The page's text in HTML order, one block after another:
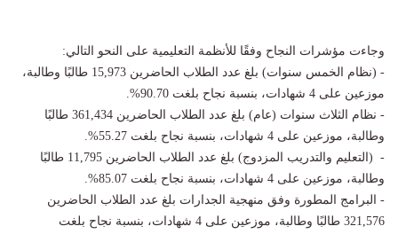
وجاءت مؤشرات النجاح وفقًا للأنظمة التعليمية على النحو التالي:
- (نظام الخمس سنوات) بلغ عدد الطلاب الحاضرين 15,973 طالبًا وطالبة،
موزعين على 4 شهادات، بنسبة نجاح بلغت 90.70%.
- نظام الثلاث سنوات (عام) بلغ عدد الطلاب الحاضرين 361,434 طالبًا
وطالبة، موزعين على 4 شهادات، بنسبة نجاح بلغت 55.27%.
- (التعليم والتدريب المزدوج) بلغ عدد الطلاب الحاضرين 11,795 طالبًا
وطالبة، موزعين على 4 شهادات، بنسبة نجاح بلغت 85.07%.
- البرامج المطورة وفق منهجية الجدارات بلغ عدد الطلاب الحاضرين
321,576 طالبًا وطالبة، موزعين على 4 شهادات، بنسبة نجاح بلغت